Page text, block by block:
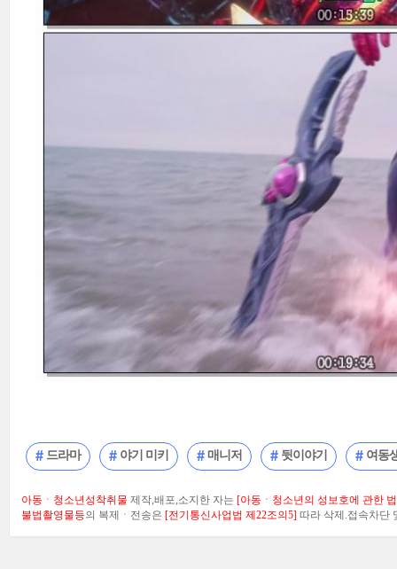
드라마 야기 미키 매니저 뒷이야기 여동
아동ㆍ청소년성착취물 제작,배포,소지한 자는 [아동ㆍ청소년의 성보호에 관한
불법촬영물등의 복제ㆍ전송은 [전기통신사업법 제22조의5] 따라 삭제.접속차단